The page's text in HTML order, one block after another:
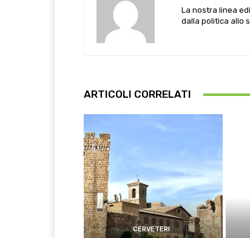
La nostra linea
dalla politica allo
ARTICOLI CORRELATI
CERVETERI